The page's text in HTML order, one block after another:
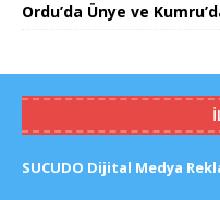
Ordu’da Ünye ve
SUCUDO Dijital Medya